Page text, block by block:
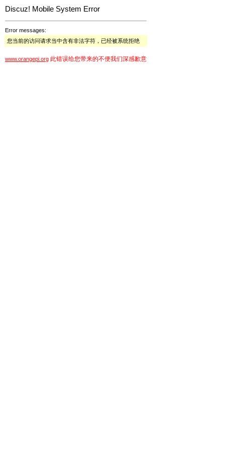
Discuz! Mobile System Error
Error messages:
您当前的访问请求当中含有非法字符，已经被系统拒绝
www.orangepi.org 此错误给您带来的不便我们深感歉意